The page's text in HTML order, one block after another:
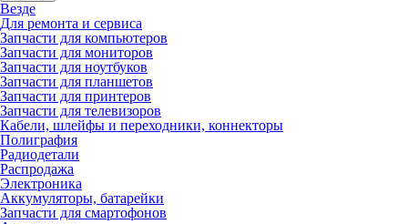
Везде
Для ремонта и сервиса
Запчасти для компьютеров
Запчасти для мониторов
Запчасти для ноутбуков
Запчасти для планшетов
Запчасти для принтеров
Запчасти для телевизоров
Кабели, шлейфы и переходники, коннекторы
Полиграфия
Радиодетали
Распродажа
Электроника
Аккумуляторы, батарейки
Запчасти для смартофонов